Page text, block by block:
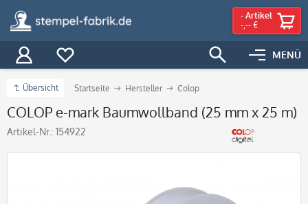
MENÜ
- Artikel
-,-- €
Übersicht Startseite Hersteller Colop
COLOP e-mark Baumwollband (25 mm x 25 m)
Artikel-Nr.: 154922